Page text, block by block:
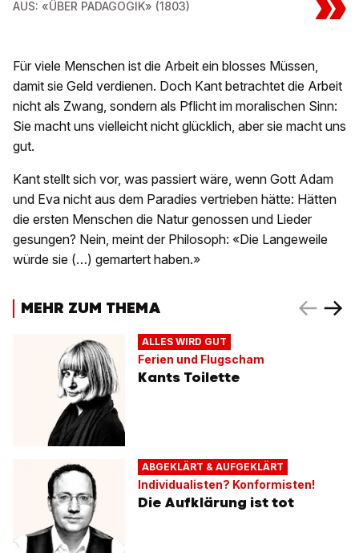
AUS: «ÜBER PADAGOGIK» (1803)
Für viele Menschen ist die Arbeit ein blosses Müssen,
damit sie Geld verdienen. Doch Kant betrachtet die Arbeit
nicht als Zwang, sondern als Pflicht im moralischen Sinn:
Sie macht uns vielleicht nicht glücklich, aber sie macht uns
gut.
Kant stellt sich vor, was passiert wäre, wenn Gott Adam
und Eva nicht aus dem Paradies vertrieben hätte: Hätten
die ersten Menschen die Natur genossen und Lieder
gesungen? Nein, meint der Philosoph: «Die Langeweile
würde sie (…) gemartert haben.»
MEHR ZUM THEMA
ALLES WIRD GUT
Ferien und Flugscham
Kants Toilette
ABGEKLÄRT & AUFGEKLÄRT
Individualisten? Konformisten!
Die Aufklärung ist tot